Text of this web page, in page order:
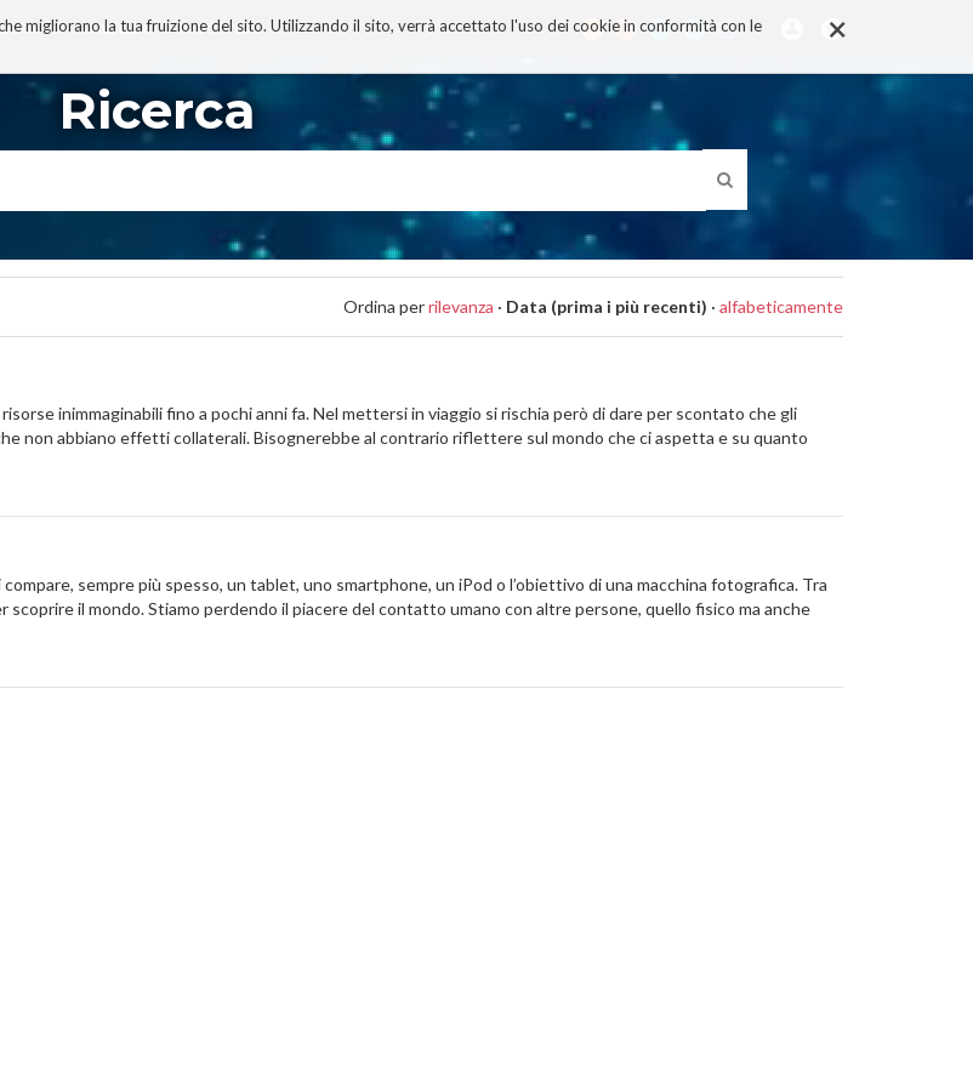
×
migliorano la tua fruizione del sito. Utilizzando il sito, verrà accettato l'uso dei cookie in conformità con le
I MIEI LIBRI PROGETTO
Ricerca
Ordina perrilevanza · Data (prima i più recenti) · alfabeticamente
inimmaginabili fino a pochi anni fa. Nel mettersi in viaggio si rischia però di dare per scontato che gli
non abbiano effetti collaterali. Bisognerebbe al contrario riflettere sul mondo che ci aspetta e su quanto
sempre più spesso, un tablet, uno smartphone, un iPod o l’obiettivo di una macchina fotografica. Tra
il mondo. Stiamo perdendo il piacere del contatto umano con altre persone, quello fisico ma anche